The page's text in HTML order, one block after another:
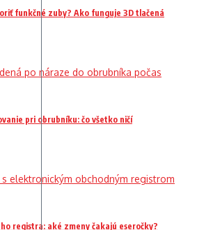
funkčné zuby? Ako funguje 3D tlačená
pri obrubníku: čo všetko ničí
registra: aké zmeny čakajú eseročky?